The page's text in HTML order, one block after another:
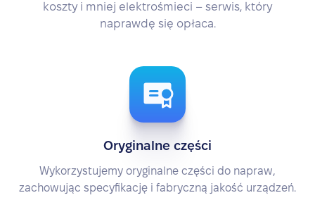
koszty i mniej elektrośmieci – serwis, który
naprawdę się opłaca.
Oryginalne części
Wykorzystujemy oryginalne części do napraw,
zachowując specyfikację i fabryczną jakość urządzeń.